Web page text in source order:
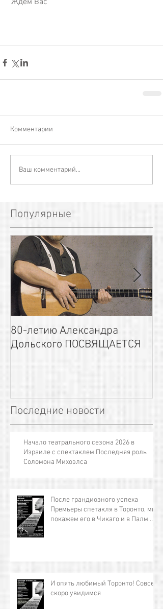
Ждем Вас
Комментарии
Ваш комментарий...
Популярные
80-летию Александра
Дольского ПОСВЯЩАЕТСЯ
Последние новости
Начало театрального сезона 2026 в
Израиле с спектаклем Последняя роль
Соломона Михоэлса
После грандиозного успеха
Премьеры спетакля в Торонто, мы
покажем его в Чикаго и в Палм
И опять любимый Торонто! Совсем
скоро увидимся